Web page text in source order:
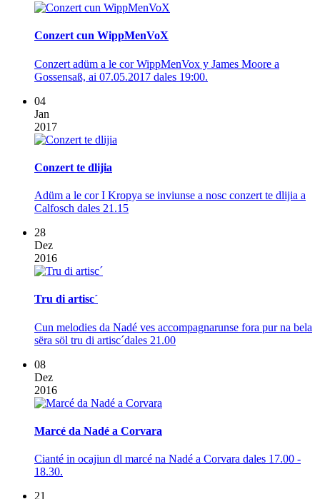
Conzert cun WippMenVoX
Conzert adüm a le cor WippMenVox y James Moore a
Gossensaß, ai 07.05.2017 dales 19:00.
04
Jan
2017
Conzert te dlijia
Adüm a le cor I Kropya se inviunse a nosc conzert te dlijia a
Calfosch dales 21.15
28
Dez
2016
Tru di artisc´
Cun melodies da Nadé ves accompagnarunse fora pur na bela
sëra söl tru di artisc´dales 21.00
08
Dez
2016
Marcé da Nadé a Corvara
Cianté in ocajiun dl marcé na Nadé a Corvara dales 17.00 -
18.30.
21